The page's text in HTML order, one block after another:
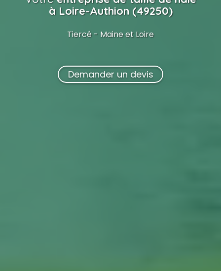
à Loire-Authion (49250)
Tiercé - Maine et Loire
Demander un devis